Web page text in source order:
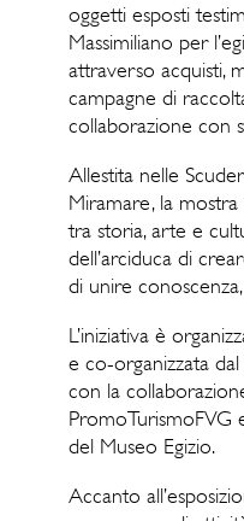
oggetti esposti
Massimiliano per
attraverso acquisti,
campagne di
collaborazione con
Allestita nelle
Miramare, la
tra storia, arte e
dell’arciduca di
di unire
L’iniziativa è
e co-organizzata
con la
PromoTurismoFVG
del Museo Egizio.
Accanto